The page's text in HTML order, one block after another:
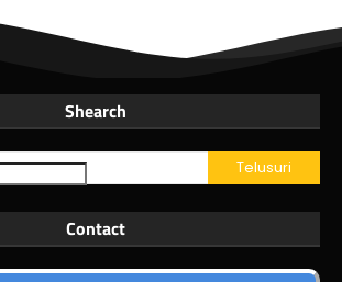
Shearch
Contact